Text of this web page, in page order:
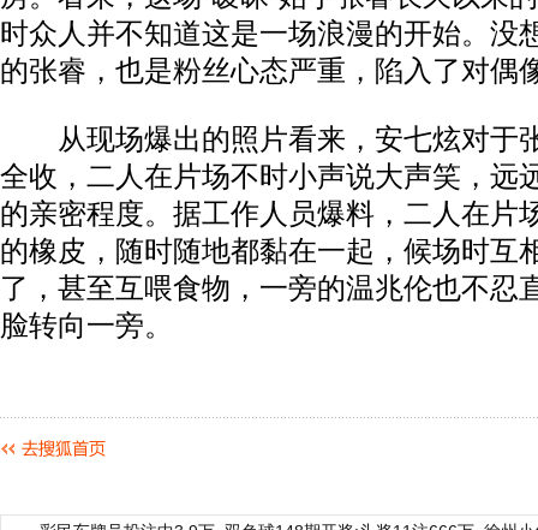
时众人并不知道这是一场浪漫的开始。没
的张睿，也是粉丝心态严重，陷入了对偶
从现场爆出的照片看来，安七炫对于
全收，二人在片场不时小声说大声笑，远
的亲密程度。据工作人员爆料，二人在片
的橡皮，随时随地都黏在一起，候场时互
了，甚至互喂食物，一旁的温兆伦也不忍
脸转向一旁。